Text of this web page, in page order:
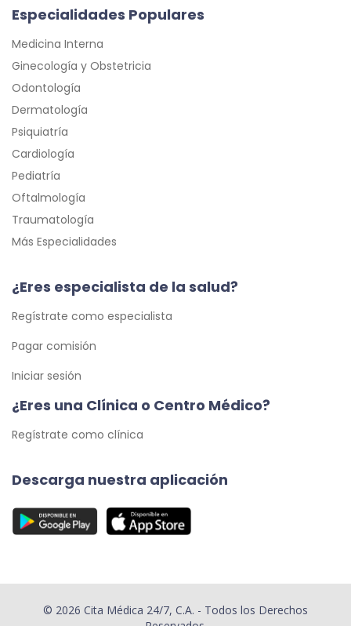
Especialidades Populares
Medicina Interna
Ginecología y Obstetricia
Odontología
Dermatología
Psiquiatría
Cardiología
Pediatría
Oftalmología
Traumatología
Más Especialidades
¿Eres especialista de la salud?
Regístrate como especialista
Pagar comisión
Iniciar sesión
¿Eres una Clínica o Centro Médico?
Regístrate como clínica
Descarga nuestra aplicación
© 2026 Cita Médica 24/7, C.A. - Todos los Derechos